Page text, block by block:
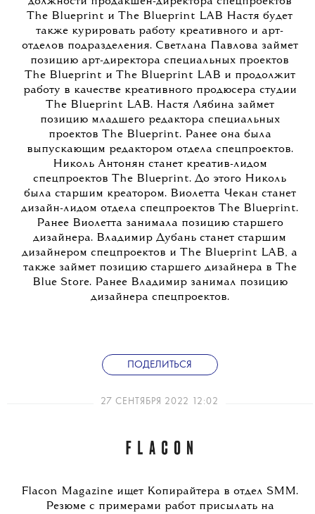
The Blueprint и The Blueprint LAB Настя будет
также курировать работу креативного и арт-
отделов подразделения. Светлана Павлова займет
позицию арт-директора специальных проектов
The Blueprint и The Blueprint LAB и продолжит
работу в качестве креативного продюсера студии
The Blueprint LAB. Настя Лябина займет
позицию младшего редактора специальных
проектов The Blueprint. Ранее она была
выпускающим редактором отдела спецпроектов.
Николь Антонян станет креатив-лидом
спецпроектов The Blueprint. До этого Николь
была старшим креатором. Виолетта Чекан станет
дизайн-лидом отдела спецпроектов The Blueprint.
Ранее Виолетта занимала позицию старшего
дизайнера. Владимир Дубань станет старшим
дизайнером спецпроектов и The Blueprint LAB, а
также займет позицию старшего дизайнера в The
Blue Store. Ранее Владимир занимал позицию
дизайнера спецпроектов.
ПОДЕЛИТЬСЯ
27 СЕНТЯБРЯ 2022 12:02
Flacon Magazine ищет Копирайтера в отдел SMM.
Резюме c примерами работ присылать на